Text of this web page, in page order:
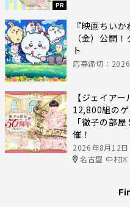
PR
『映画ちい
（金）公開
ト
応募締切：
【ジェイア
12,800組のゲ
「徹子の部
催！
2026年8月12日
名古屋 中村区